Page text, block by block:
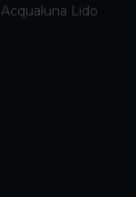
Acqualuna Lido